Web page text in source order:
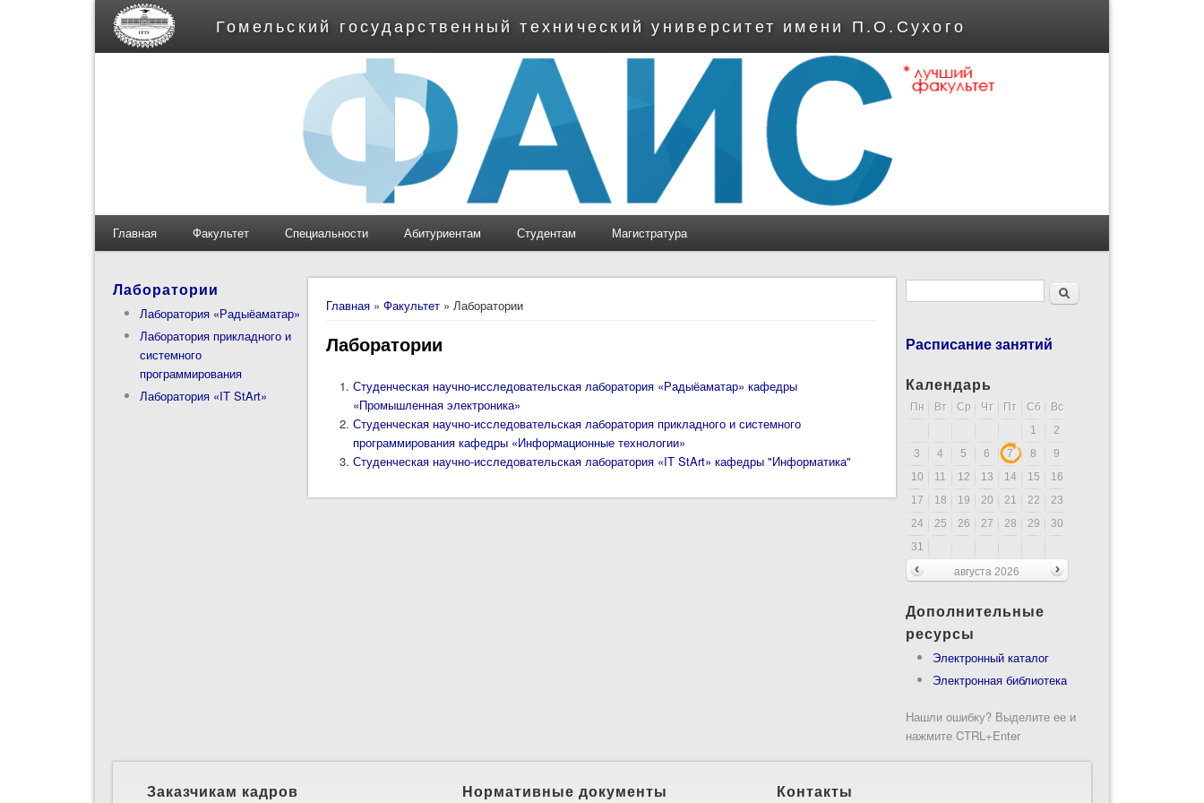
Гомельский государственный технический университет имени П.О.Сухого
Главная Факультет Специальности Абитуриентам Студентам Магистратура
Вы здесь
Главная »Факультет » Лаборатории
Лаборатории
Студенческая научно-исследовательская лаборатория «Радыёаматар» кафедры
«Промышленная электроника»
Студенческая научно-исследовательская лаборатория прикладного и системного
программирования кафедры «Информационные технологии»
Студенческая научно-исследовательская лаборатория «IT StArt» кафедры "Информатика"
Лаборатории
Лаборатория «Радыёаматар»
Лаборатория прикладного и
системного
программирования
Лаборатория «IT StArt»
Форма поискаПоиск
Расписание занятий
Календарь
Пн Вт Ср Чт Пт Сб
Вс
1
2
3
4 5 6 7 8
9
10
11 12 13 14 15
16
17
18 19 20 21 22
23
24
25 26 27 28 29
30
31
августа 2026
Дополнительные
ресурсы
Электронный каталог
Электронная библиотека
Нашли ошибку? Выделите ее и
нажмите CTRL+Enter
Заказчикам кадров Нормативные документы Контакты